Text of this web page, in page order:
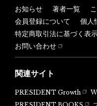
お知らせ 著者一覧
会員登録について
個人
特定商取引法に基づく表
お問い合わせ
関連サイト
PRESIDENT Growth